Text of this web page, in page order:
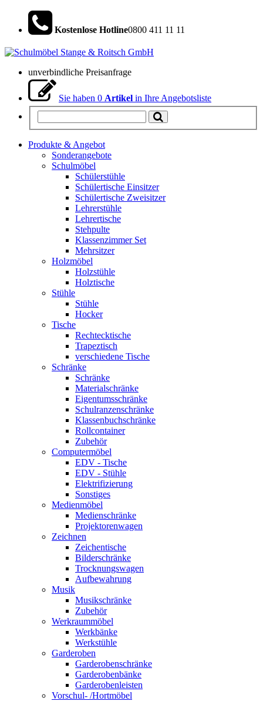
Kostenlose Hotline0800 411 11 11
unverbindliche Preisanfrage
Sie haben 0 Artikel in Ihre Angebotsliste
Produkte & Angebot
Sonderangebote
Schulmöbel
Schülerstühle
Schülertische Einsitzer
Schülertische Zweisitzer
Lehrerstühle
Lehrertische
Stehpulte
Klassenzimmer Set
Mehrsitzer
Holzmöbel
Holzstühle
Holztische
Stühle
Stühle
Hocker
Tische
Rechtecktische
Trapeztisch
verschiedene Tische
Schränke
Schränke
Materialschränke
Eigentumsschränke
Schulranzenschränke
Klassenbuchschränke
Rollcontainer
Zubehör
Computermöbel
EDV - Tische
EDV - Stühle
Elektrifizierung
Sonstiges
Medienmöbel
Medienschränke
Projektorenwagen
Zeichnen
Zeichentische
Bilderschränke
Trocknungswagen
Aufbewahrung
Musik
Musikschränke
Zubehör
Werkraummöbel
Werkbänke
Werkstühle
Garderoben
Garderobenschränke
Garderobenbänke
Garderobenleisten
Vorschul- /Hortmöbel